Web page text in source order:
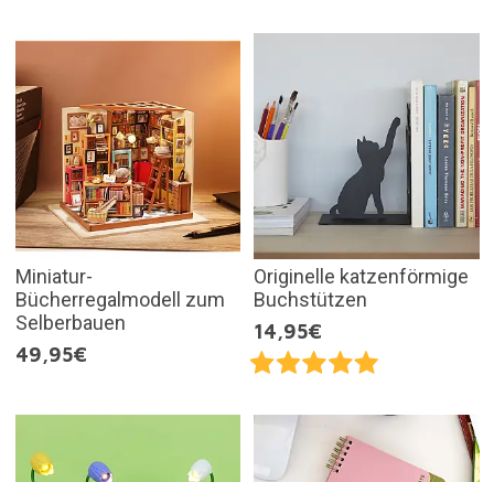
Miniatur-
Bücherregalmodell zum
Selberbauen
49,95€
Originelle katzenförmige
Buchstützen
14,95€